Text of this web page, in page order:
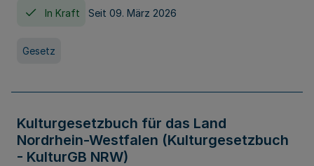
In Kraft Seit 09. März 2026
Gesetz
Kulturgesetzbuch für das Land
Nordrhein-Westfalen (Kulturgesetzbuch
- KulturGB NRW)